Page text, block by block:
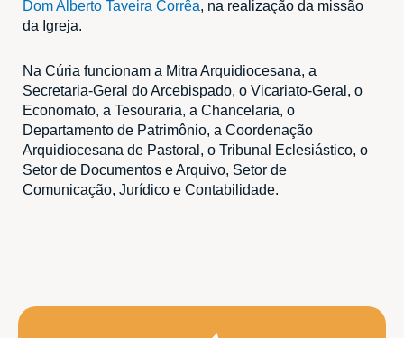
Dom Alberto Taveira Corrêa, na realização da missão
da Igreja.
Na Cúria funcionam a Mitra Arquidiocesana, a
Secretaria-Geral do Arcebispado, o Vicariato-Geral, o
Economato, a Tesouraria, a Chancelaria, o
Departamento de Patrimônio, a Coordenação
Arquidiocesana de Pastoral, o Tribunal Eclesiástico, o
Setor de Documentos e Arquivo, Setor de
Comunicação, Jurídico e Contabilidade.